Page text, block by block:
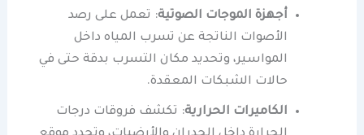
أجهزة الموجات الصوتية: تعمل على رصد
الأصوات الناتجة عن تسرب المياه داخل
المواسير، وتحديد مكان التسرب بدقة حتى في
حالات الشبكات المعقدة.
الكاميرات الحرارية: تكشف فروقات درجات